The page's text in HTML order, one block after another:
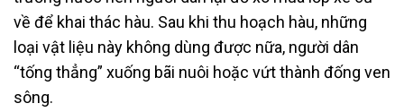
về để khai thác hàu. Sau khi thu hoạch hàu, những
loại vật liệu này không dùng được nữa, người dân
“tống thẳng” xuống bãi nuôi hoặc vứt thành đống ven
sông.